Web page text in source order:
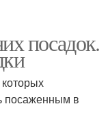
посадок.
посаженным в